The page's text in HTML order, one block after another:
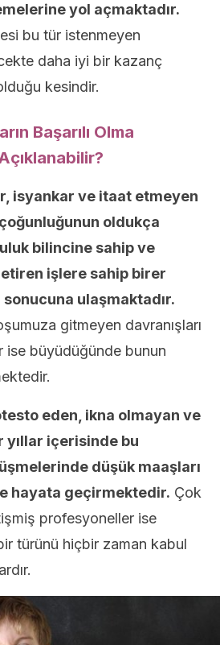
yol açmaktadır.
bu tür istenmeyen
daha iyi bir kazanç
kesindir.
Başarılı Olma
isyankar ve itaat etmeyen
oldukça
bilincine sahip ve
işlere sahip birer
ulaşmaktadır.
gitmeyen davranışları
ise büyüdüğünde bunun
eden, ikna olmayan ve
yıllar içerisinde bu
düşük maaşları
hayata geçirmektedir. Çok
profesyoneller ise
türünü hiçbir zaman kabul